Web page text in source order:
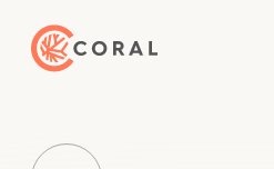
トップページへ戻る